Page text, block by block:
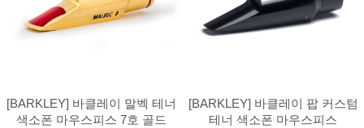
[BARKLEY] 바클레이 말벡 테너
색소폰 마우스피스 7호 골드
[BARKLEY] 바클레이 팝 커스텀
테너 색소폰 마우스피스